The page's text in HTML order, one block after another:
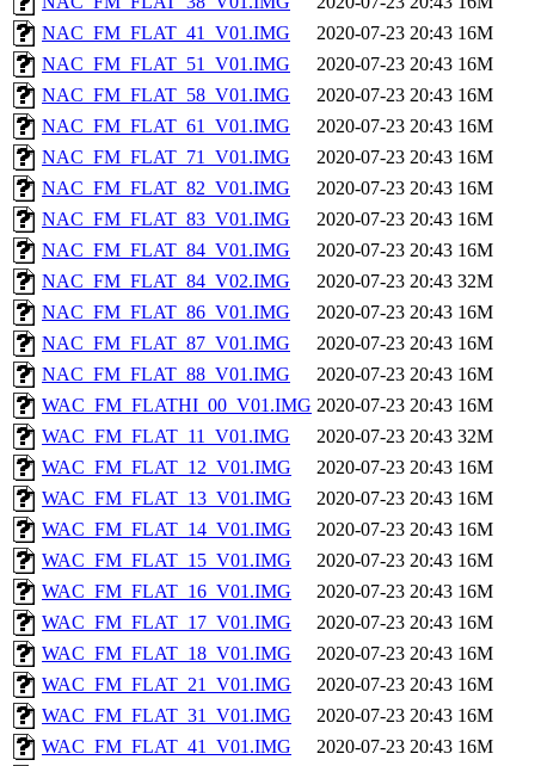
NAC_FM_FLAT_41_V01.IMG
2020-07-23 20:43 16M
NAC_FM_FLAT_51_V01.IMG
2020-07-23 20:43 16M
NAC_FM_FLAT_58_V01.IMG
2020-07-23 20:43 16M
NAC_FM_FLAT_61_V01.IMG
2020-07-23 20:43 16M
NAC_FM_FLAT_71_V01.IMG
2020-07-23 20:43 16M
NAC_FM_FLAT_82_V01.IMG
2020-07-23 20:43 16M
NAC_FM_FLAT_83_V01.IMG
2020-07-23 20:43 16M
NAC_FM_FLAT_84_V01.IMG
2020-07-23 20:43 16M
NAC_FM_FLAT_84_V02.IMG
2020-07-23 20:43 32M
NAC_FM_FLAT_86_V01.IMG
2020-07-23 20:43 16M
NAC_FM_FLAT_87_V01.IMG
2020-07-23 20:43 16M
NAC_FM_FLAT_88_V01.IMG
2020-07-23 20:43 16M
WAC_FM_FLATHI_00_V01.IMG 2020-07-23 20:43 16M
WAC_FM_FLAT_11_V01.IMG
2020-07-23 20:43 32M
WAC_FM_FLAT_12_V01.IMG
2020-07-23 20:43 16M
WAC_FM_FLAT_13_V01.IMG
2020-07-23 20:43 16M
WAC_FM_FLAT_14_V01.IMG
2020-07-23 20:43 16M
WAC_FM_FLAT_15_V01.IMG
2020-07-23 20:43 16M
WAC_FM_FLAT_16_V01.IMG
2020-07-23 20:43 16M
WAC_FM_FLAT_17_V01.IMG
2020-07-23 20:43 16M
WAC_FM_FLAT_18_V01.IMG
2020-07-23 20:43 16M
WAC_FM_FLAT_21_V01.IMG
2020-07-23 20:43 16M
WAC_FM_FLAT_31_V01.IMG
2020-07-23 20:43 16M
WAC_FM_FLAT_41_V01.IMG
2020-07-23 20:43 16M